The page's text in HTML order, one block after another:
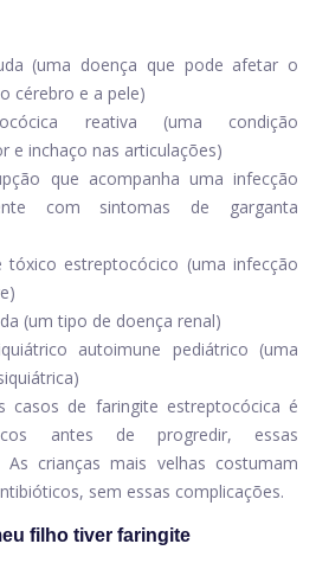
(uma doença que pode afetar o
cérebro e a pele)
reativa (uma condição
e inchaço nas articulações)
que acompanha uma infecção
com sintomas de garganta
tóxico estreptocócico (uma infecção
(um tipo de doença renal)
autoimune pediátrico (uma
casos de faringite estreptocócica é
antes de progredir, essas
As crianças mais velhas costumam
sem essas complicações.
filho tiver faringite